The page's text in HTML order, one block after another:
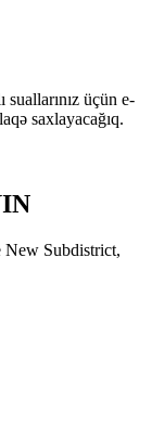
suallarınız üçün e-
saxlayacağıq.
New Subdistrict,